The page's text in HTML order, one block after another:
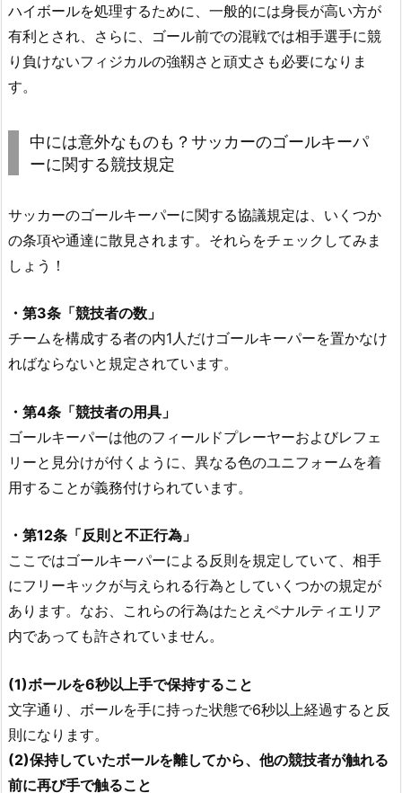
ハイボールを処理するために、一般的には身長が高い方が
有利とされ、さらに、ゴール前での混戦では相手選手に競
り負けないフィジカルの強靱さと頑丈さも必要になりま
す。
中には意外なものも？サッカーのゴールキーパ
ーに関する競技規定
サッカーのゴールキーパーに関する協議規定は、いくつか
の条項や通達に散見されます。それらをチェックしてみま
しょう！
・第3条「競技者の数」
チームを構成する者の内1人だけゴールキーパーを置かなけ
ればならないと規定されています。
・第4条「競技者の用具」
ゴールキーパーは他のフィールドプレーヤーおよびレフェ
リーと見分けが付くように、異なる色のユニフォームを着
用することが義務付けられています。
・第12条「反則と不正行為」
ここではゴールキーパーによる反則を規定していて、相手
にフリーキックが与えられる行為としていくつかの規定が
あります。なお、これらの行為はたとえペナルティエリア
内であっても許されていません。
(1)ボールを6秒以上手で保持すること
文字通り、ボールを手に持った状態で6秒以上経過すると反
則になります。
(2)保持していたボールを離してから、他の競技者が触れる
前に再び手で触ること